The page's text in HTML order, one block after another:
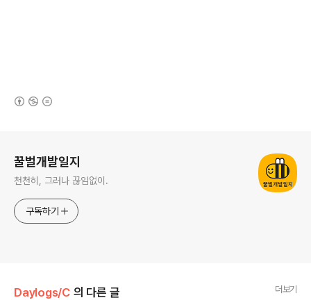
꿀벌개발일지
천천히, 그러나 끊임없이.
구독하기
Daylogs/C 의 다른 글 더보기